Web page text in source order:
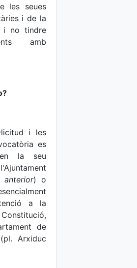
les seues
i de la
i no tindre
amb
i les
es
la seu
anterior) o
a la
de
Arxiduc